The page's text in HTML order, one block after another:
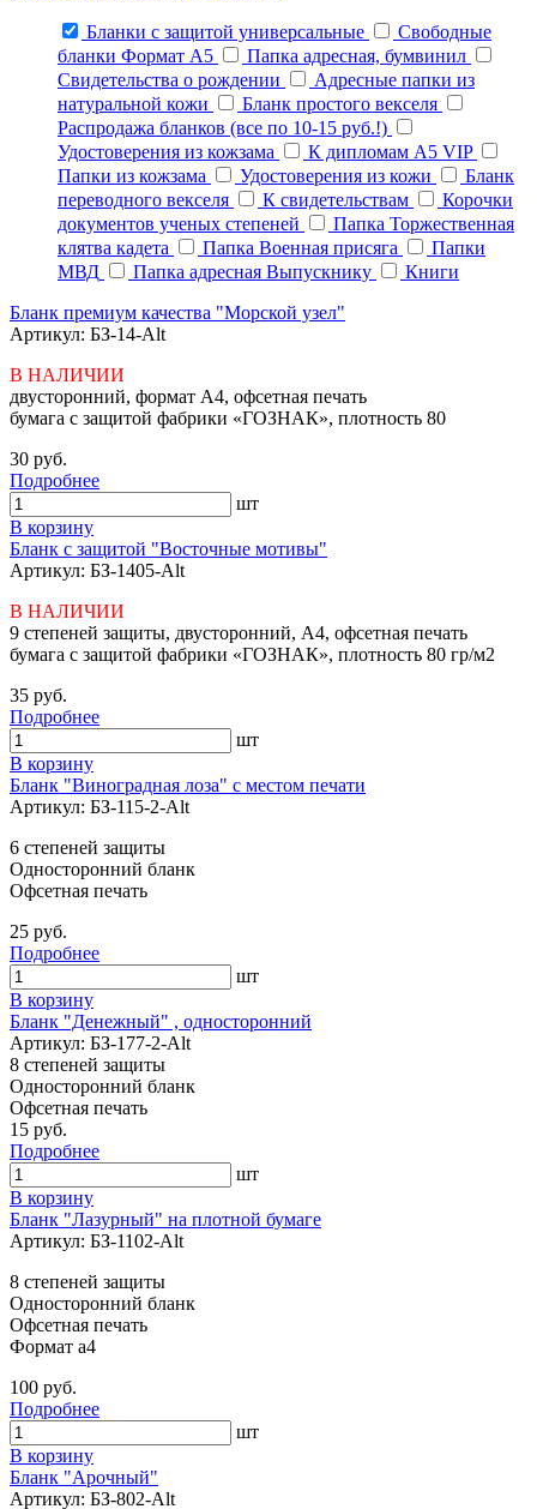
Бланки с защитой универсальные
Свободные
бланки Формат А5
Папка адресная, бумвинил
Свидетельства о рождении
Адресные папки из
натуральной кожи
Бланк простого векселя
Распродажа бланков (все по 10-15 руб.!)
Удостоверения из кожзама
К дипломам А5 VIP
Папки из кожзама
Удостоверения из кожи
Бланк
переводного векселя
К свидетельствам
Корочки
документов ученых степеней
Папка Торжественная
клятва кадета
Папка Военная присяга
Папки
МВД
Папка адресная Выпускнику
Книги
Бланк премиум качества "Морской узел"
Артикул: БЗ-14-Alt
В НАЛИЧИИ
двусторонний, формат А4, офсетная печать
бумага с защитой фабрики «ГОЗНАК», плотность 80
30 руб.
Подробнее
шт
В корзину
Бланк с защитой "Восточные мотивы"
Артикул: БЗ-1405-Alt
В НАЛИЧИИ
9 степеней защиты, двусторонний, А4, офсетная печать
бумага с защитой фабрики «ГОЗНАК», плотность 80 гр/м2
35 руб.
Подробнее
шт
В корзину
Бланк "Виноградная лоза" с местом печати
Артикул: БЗ-115-2-Alt
6 степеней защиты
Односторонний бланк
Офсетная печать
25 руб.
Подробнее
шт
В корзину
Бланк "Денежный" , односторонний
Артикул: БЗ-177-2-Alt
8 степеней защиты
Односторонний бланк
Офсетная печать
15 руб.
Подробнее
шт
В корзину
Бланк "Лазурный" на плотной бумаге
Артикул: БЗ-1102-Alt
8 степеней защиты
Односторонний бланк
Офсетная печать
Формат а4
100 руб.
Подробнее
шт
В корзину
Бланк "Арочный"
Артикул: БЗ-802-Alt